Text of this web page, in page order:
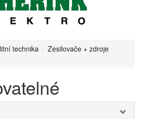
technika
Zesilovače + zdroje